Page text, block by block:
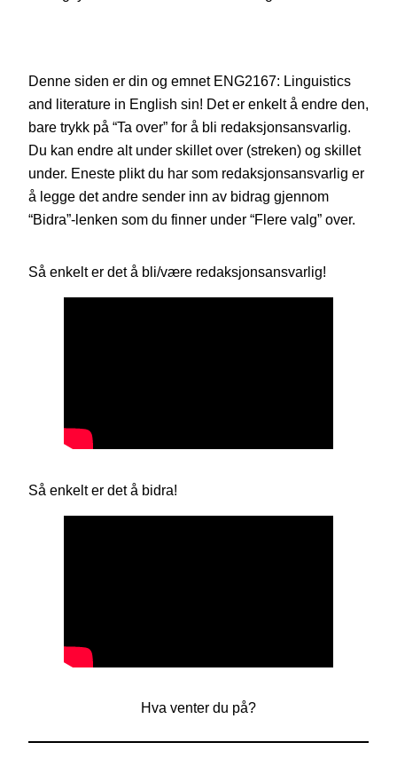
Denne siden er din og emnet ENG2167: Linguistics
and literature in English sin! Det er enkelt å endre den,
bare trykk på “Ta over” for å bli redaksjonsansvarlig.
Du kan endre alt under skillet over (streken) og skillet
under. Eneste plikt du har som redaksjonsansvarlig er
å legge det andre sender inn av bidrag gjennom
“Bidra”-lenken som du finner under “Flere valg” over.
Så enkelt er det å bli/være redaksjonsansvarlig!
Så enkelt er det å bidra!
Hva venter du på?